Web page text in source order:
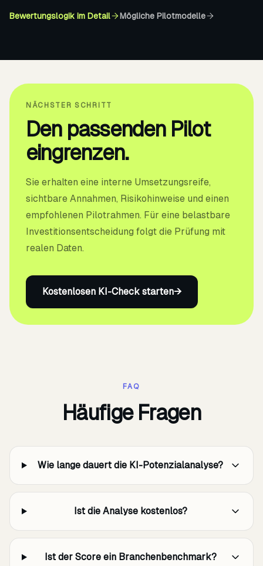
Bewertungslogik im Detail Mögliche Pilotmodelle
NÄCHSTER SCHRITT
Den passenden Pilot
eingrenzen.
Sie erhalten eine interne Umsetzungsreife,
sichtbare Annahmen, Risikohinweise und einen
empfohlenen Pilotrahmen. Für eine belastbare
Investitionsentscheidung folgt die Prüfung mit
realen Daten.
Kostenlosen KI-Check starten→
FAQ
Häufige Fragen
Wie lange dauert die KI-Potenzialanalyse?
Ist die Analyse kostenlos?
Ist der Score ein Branchenbenchmark?